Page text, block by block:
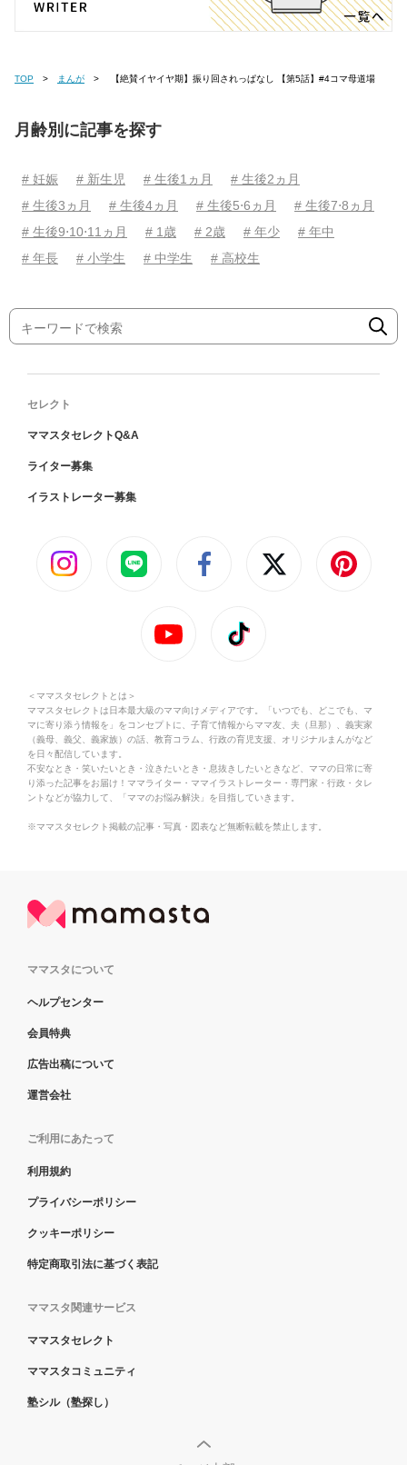
TOP まんが 【絶賛イヤイヤ期】振り回されっぱなし 【第5話】#4コマ母道場
月齢別に記事を探す
# 妊娠 # 新生児 # 生後1ヵ月
# 生後2ヵ月
# 生後3ヵ月
# 生後4ヵ月 # 生後5⋅6ヵ月
# 生後7⋅8ヵ月
# 生後9⋅10⋅11ヵ月
# 1歳 # 2歳 # 年少
# 年中
# 年長
# 小学生 # 中学生 # 高校生
セレクト
ママスタセレクトQ&A
ライター募集
イラストレーター募集
＜ママスタセレクトとは＞
ママスタセレクトは日本最大級のママ向けメディアです。「いつでも、どこでも、マ
マに寄り添う情報を」をコンセプトに、子育て情報からママ友、夫（旦那）、義実家
（義母、義父、義家族）の話、教育コラム、行政の育児支援、オリジナルまんがなど
を日々配信しています。
不安なとき・笑いたいとき・泣きたいとき・息抜きしたいときなど、ママの日常に寄
り添った記事をお届け！ママライター・ママイラストレーター・専門家・行政・タレ
ントなどが協力して、「ママのお悩み解決」を目指していきます。
※ママスタセレクト掲載の記事・写真・図表など無断転載を禁止します。
ママスタについて
ヘルプセンター
会員特典
広告出稿について
運営会社
ご利用にあたって
利用規約
プライバシーポリシー
クッキーポリシー
特定商取引法に基づく表記
ママスタ関連サービス
ママスタセレクト
ママスタコミュニティ
塾シル（塾探し）